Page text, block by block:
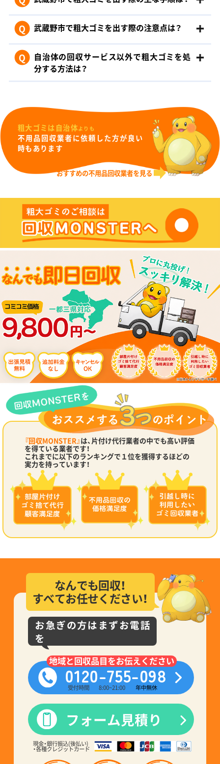
Q 武蔵野市で粗大ゴミを出す際の注意点は？
Q
自治体の回収サービス以外で粗大ゴミを処
分する方法は？
粗大ゴミは自治体よりも
不用品回収業者に依頼した方が良い
時もあります
おすすめの不用品回収業者を見る
『回収MONSTER』は、片付け代行業者の中でも高い評価
を得ている業者です！
これまでに以下のランキングで１位を獲得するほどの
実力を持っています！
なんでも回収！
すべてお任せください！
お急ぎの方はまずお電話
を
0120-755-098
地域と回収品目をお伝えください
受付時間 8:00~21:00 年中無休
フォーム見積り
現金・銀行振込(後払い)
・各種クレジットカード